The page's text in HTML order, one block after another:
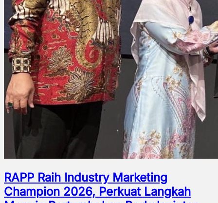
RAPP Raih Industry Marketing
Champion 2026, Perkuat Langkah